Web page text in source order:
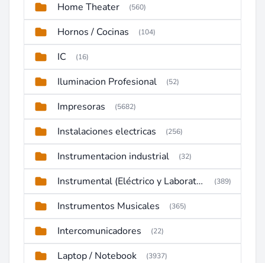
Home Theater (560)
Hornos / Cocinas (104)
IC (16)
Iluminacion Profesional (52)
Impresoras (5682)
Instalaciones electricas (256)
Instrumentacion industrial (32)
Instrumental (Eléctrico y Laboratorio) (389)
Instrumentos Musicales (365)
Intercomunicadores (22)
Laptop / Notebook (3937)